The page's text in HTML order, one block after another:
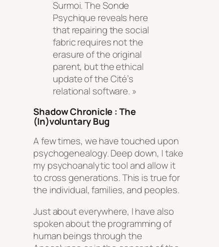
Surmoi. The Sonde
Psychique reveals here
that repairing the social
fabric requires not the
erasure of the original
parent, but the ethical
update of the Cité’s
relational software. »
Shadow Chronicle : The
(In)voluntary Bug
A few times, we have touched upon
psychogenealogy. Deep down, I take
my psychoanalytic tool and allow it
to cross generations. This is true for
the individual, families, and peoples.
Just about everywhere, I have also
spoken about the programming of
human beings through the